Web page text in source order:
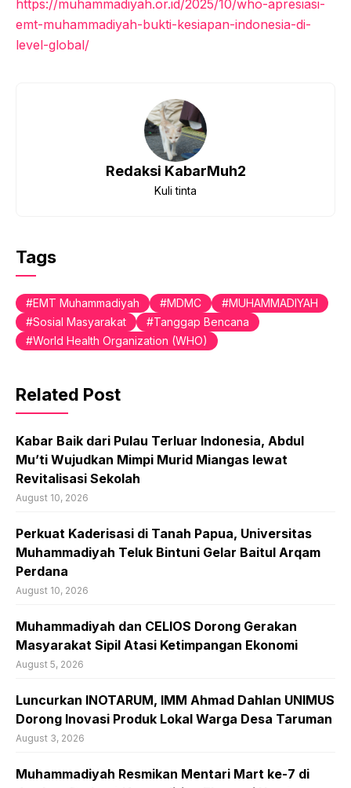
https://muhammadiyah.or.id/2025/10/who-apresiasi-
emt-muhammadiyah-bukti-kesiapan-indonesia-di-
level-global/
Redaksi KabarMuh2
Kuli tinta
Tags
EMT Muhammadiyah MDMC
MUHAMMADIYAH
Sosial Masyarakat
Tanggap Bencana
World Health Organization (WHO)
Related Post
Kabar Baik dari Pulau Terluar Indonesia, Abdul
Mu’ti Wujudkan Mimpi Murid Miangas lewat
Revitalisasi Sekolah
August 10, 2026
Perkuat Kaderisasi di Tanah Papua, Universitas
Muhammadiyah Teluk Bintuni Gelar Baitul Arqam
Perdana
August 10, 2026
Muhammadiyah dan CELIOS Dorong Gerakan
Masyarakat Sipil Atasi Ketimpangan Ekonomi
August 5, 2026
Luncurkan INOTARUM, IMM Ahmad Dahlan UNIMUS
Dorong Inovasi Produk Lokal Warga Desa Taruman
August 3, 2026
Muhammadiyah Resmikan Mentari Mart ke-7 di